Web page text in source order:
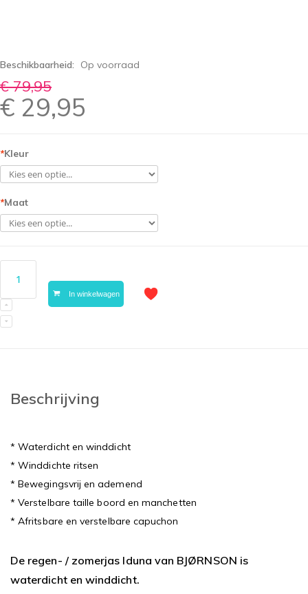
Beschikbaarheid: Op voorraad
€ 79,95
€ 29,95
*Kleur
*Maat
In winkelwagen
Beschrijving
* Waterdicht en winddicht
* Winddichte ritsen
* Bewegingsvrij en ademend
* Verstelbare taille boord en manchetten
* Afritsbare en verstelbare capuchon
De regen- / zomerjas Iduna van BJØRNSON is
waterdicht en winddicht.